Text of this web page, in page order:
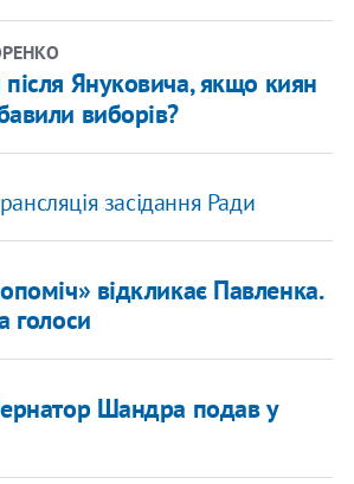
Януковича, якщо киян
виборів?
засідання Ради
відкликає Павленка.
голоси
Шандра подав у